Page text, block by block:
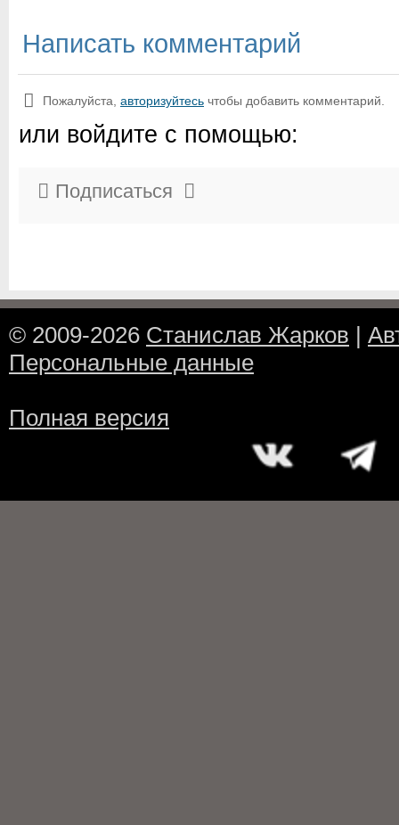
Написать комментарий
Пожалуйста, авторизуйтесь чтобы добавить комментарий.
или войдите с помощью:
Подписаться
© 2009-2026 Станислав Жарков |
Персональные данные
Полная версия